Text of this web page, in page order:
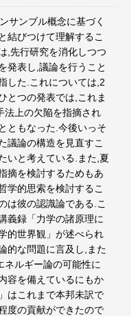
サンブル概念に基づく
結びつけて理解するこ
,先行研究を消化しつつ
発表し,議論を行うこと
した.これについては,2
とつの発表では,これま
法上の欠陥を指摘され
ともなった.今後いっそ
議論の構造を見直すこ
いと考えている.また,夏
摘を検討するためもあ
学的思索を検討するこ
は彼の認識論である.こ
義録「力学の諸原理に
的世界観」が述べられ
的な問題に言及し,また
ネルギー論の可能性に
容を備えているにもか
はこれまで本邦未訳で
度の貢献ができたので